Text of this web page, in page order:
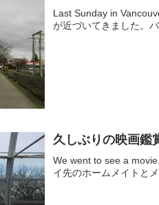
Last Sunday in
が近づいてきました。
久しぶりの映画鑑
We went to see a
イ先のホームメイトと